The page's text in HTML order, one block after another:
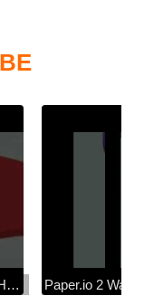
PAPER.IO 2 - #GAMEPLAY #WALKTHROUGH #ESPAÑOL Paper.io 2